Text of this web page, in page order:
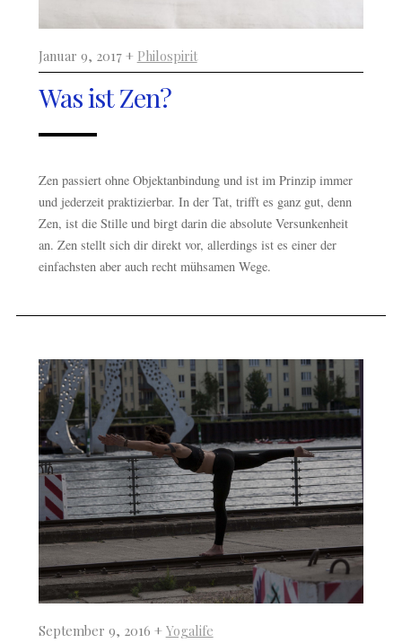
Januar 9, 2017 + Philospirit
Was ist Zen?
Zen passiert ohne Objektanbindung und ist im Prinzip immer
und jederzeit praktizierbar. In der Tat, trifft es ganz gut, denn
Zen, ist die Stille und birgt darin die absolute Versunkenheit
an. Zen stellt sich dir direkt vor, allerdings ist es einer der
einfachsten aber auch recht mühsamen Wege.
September 9, 2016 + Yogalife